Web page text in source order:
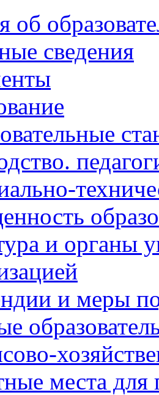
об
сведения
и органы
и меры
места